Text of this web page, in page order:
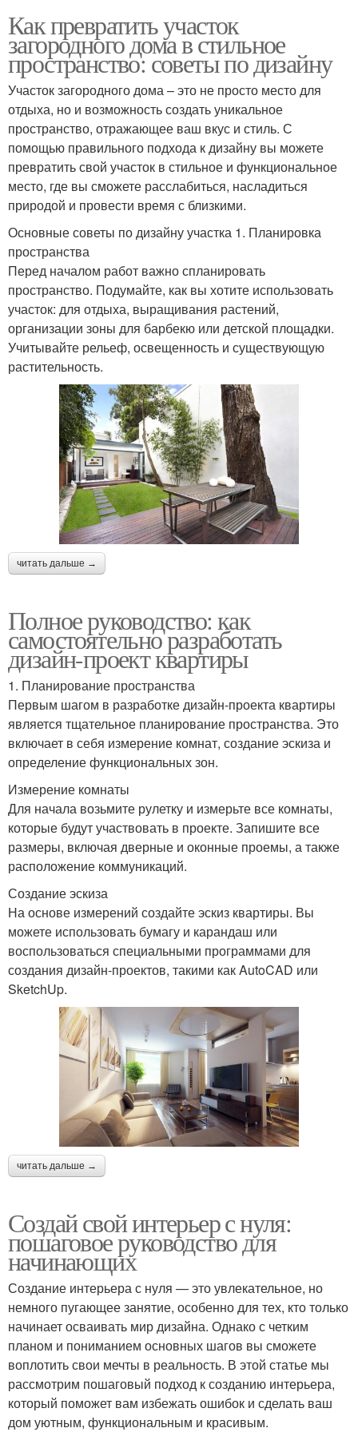
Как превратить участок
загородного дома в стильное
пространство: советы по дизайну
Участок загородного дома – это не просто место для
отдыха, но и возможность создать уникальное
пространство, отражающее ваш вкус и стиль. С
помощью правильного подхода к дизайну вы можете
превратить свой участок в стильное и функциональное
место, где вы сможете расслабиться, насладиться
природой и провести время с близкими.
Основные советы по дизайну участка 1. Планировка
пространства
Перед началом работ важно спланировать
пространство. Подумайте, как вы хотите использовать
участок: для отдыха, выращивания растений,
организации зоны для барбекю или детской площадки.
Учитывайте рельеф, освещенность и существующую
растительность.
читать дальше →
Полное руководство: как
самостоятельно разработать
дизайн-проект квартиры
1. Планирование пространства
Первым шагом в разработке дизайн-проекта квартиры
является тщательное планирование пространства. Это
включает в себя измерение комнат, создание эскиза и
определение функциональных зон.
Измерение комнаты
Для начала возьмите рулетку и измерьте все комнаты,
которые будут участвовать в проекте. Запишите все
размеры, включая дверные и оконные проемы, а также
расположение коммуникаций.
Создание эскиза
На основе измерений создайте эскиз квартиры. Вы
можете использовать бумагу и карандаш или
воспользоваться специальными программами для
создания дизайн-проектов, такими как AutoCAD или
SketchUp.
читать дальше →
Создай свой интерьер с нуля:
пошаговое руководство для
начинающих
Создание интерьера с нуля — это увлекательное, но
немного пугающее занятие, особенно для тех, кто только
начинает осваивать мир дизайна. Однако с четким
планом и пониманием основных шагов вы сможете
воплотить свои мечты в реальность. В этой статье мы
рассмотрим пошаговый подход к созданию интерьера,
который поможет вам избежать ошибок и сделать ваш
дом уютным, функциональным и красивым.